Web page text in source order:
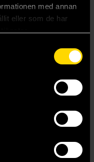
med annan
eller som de har
Vagabond Big Edition Vol 5